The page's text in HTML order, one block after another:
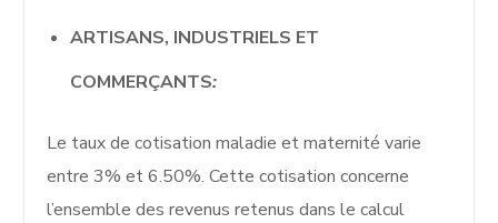
ARTISANS, INDUSTRIELS ET
COMMERÇANTS:
Le taux de cotisation maladie et maternité varie
entre 3% et 6.50%. Cette cotisation concerne
l’ensemble des revenus retenus dans le calcul